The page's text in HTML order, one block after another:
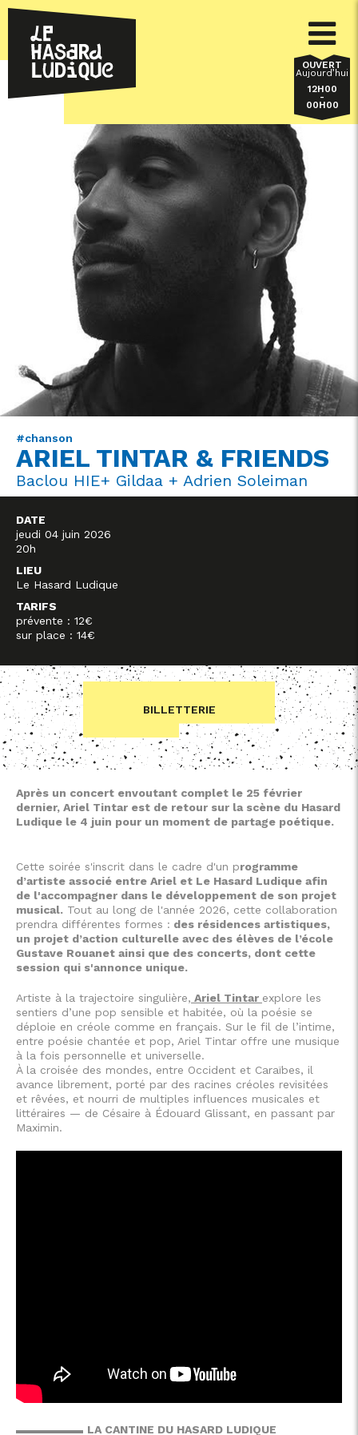
OUVERT
Aujourd’hui
12H00
-
00H00
#chanson
ARIEL TINTAR & FRIENDS
Baclou HIE+ Gildaa + Adrien Soleiman
DATE
jeudi 04 juin 2026
20h
LIEU
Le Hasard Ludique
TARIFS
prévente : 12€
sur place : 14€
BILLETTERIE
Après un concert envoutant complet le 25 février
dernier, Ariel Tintar est de retour sur la scène du Hasard
Ludique le 4 juin pour un moment de partage poétique.
Cette soirée s'inscrit dans le cadre d'un programme
d’artiste associé entre Ariel et Le Hasard Ludique afin
de l'accompagner dans le développement de son projet
musical. Tout au long de l'année 2026, cette collaboration
prendra différentes formes : des résidences artistiques,
un projet d’action culturelle avec des élèves de l’école
Gustave Rouanet ainsi que des concerts, dont cette
session qui s'annonce unique.
Artiste à la trajectoire singulière, Ariel Tintar explore les
sentiers d’une pop sensible et habitée, où la poésie se
déploie en créole comme en français. Sur le fil de l’intime,
entre poésie chantée et pop, Ariel Tintar offre une musique
à la fois personnelle et universelle.
À la croisée des mondes, entre Occident et Caraïbes, il
avance librement, porté par des racines créoles revisitées
et rêvées, et nourri de multiples influences musicales et
littéraires — de Césaire à Édouard Glissant, en passant par
Maximin.
▬▬▬▬▬▬ LA CANTINE DU HASARD LUDIQUE